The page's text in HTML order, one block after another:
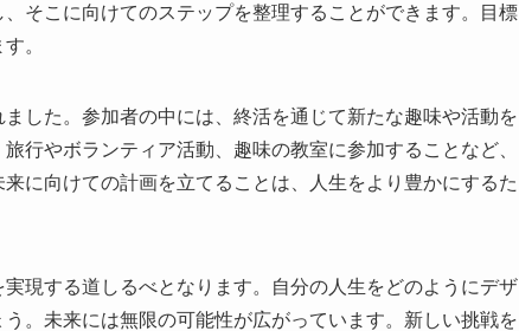
そこに向けてのステップを整理することができます。目標
。
した。参加者の中には、終活を通じて新たな趣味や活動を
行やボランティア活動、趣味の教室に参加することなど、
に向けての計画を立てることは、人生をより豊かにするた
現する道しるべとなります。自分の人生をどのようにデザ
。未来には無限の可能性が広がっています。新しい挑戦を